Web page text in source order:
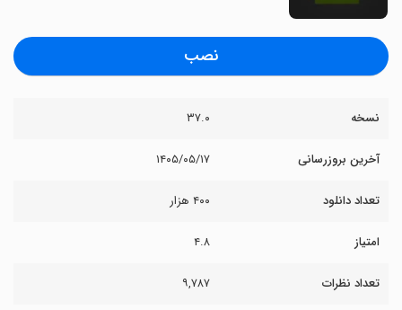
نصب
نسخه ۳۷.۰
آخرین بروزرسانی ۱۴۰۵/۰۵/۱۷
تعداد دانلود ۴۰۰ هزار
امتیاز ۴.۸
تعداد نظرات ۹,۷۸۷